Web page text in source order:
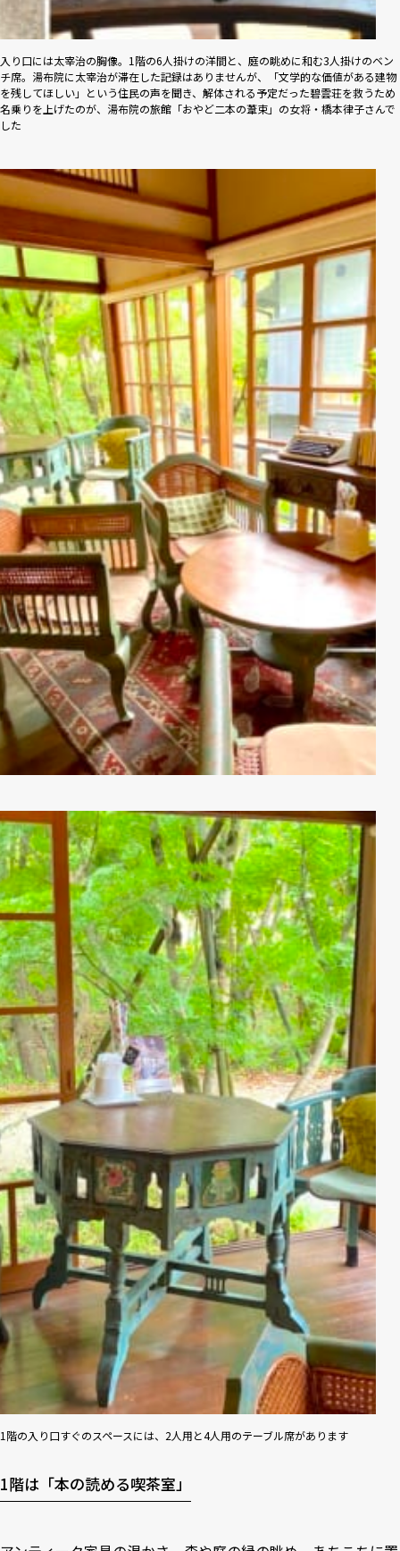
入り口には太宰治の胸像。1階の6人掛けの洋間と、庭の眺めに和む3人掛けのベン
チ席。湯布院に太宰治が滞在した記録はありませんが、「文学的な価値がある建物
を残してほしい」という住民の声を聞き、解体される予定だった碧雲荘を救うため
名乗りを上げたのが、湯布院の旅館「おやど二本の葦束」の女将・橋本律子さんで
した
1階の入り口すぐのスペースには、2人用と4人用のテーブル席があります
1階は「本の読める喫茶室」